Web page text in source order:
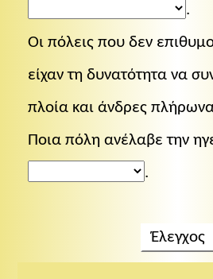
.
Οι πόλεις που δεν
είχαν τη δυνατότητα να
πλοία και άνδρες
Ποια πόλη ανέλαβε την
.
Έλεγχος